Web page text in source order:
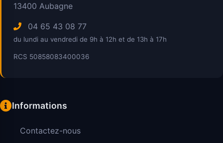
13400 Aubagne
04 65 43 08 77
du lundi au vendredi de 9h à 12h et de 13h à 17h
RCS 50858083400036
Informations
Contactez-nous